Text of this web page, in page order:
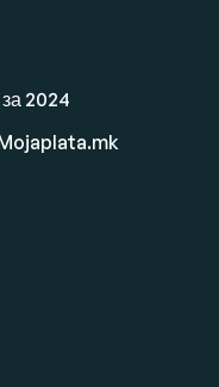
2024
Mojaplata.mk